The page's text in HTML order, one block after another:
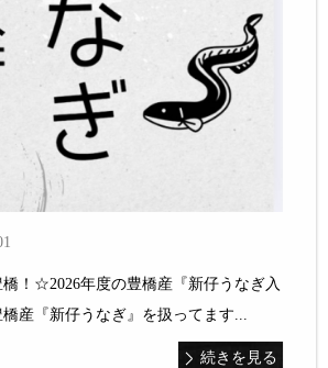
！☆2026年度の豊橋産『新仔うなぎ入
産『新仔うなぎ』を扱ってます...
続きを見る